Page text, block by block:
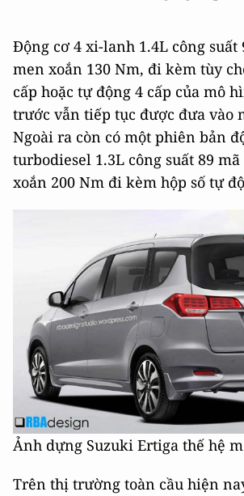
Động cơ 4 xi-lanh 1.4L công suất
men xoắn 130 Nm, đi kèm tùy
cấp hoặc tự động 4 cấp của mô
trước vẫn tiếp tục được đưa vào
Ngoài ra còn có một phiên bản
turbodiesel 1.3L công suất 89
xoắn 200 Nm đi kèm hộp số tự
Ảnh dựng Suzuki Ertiga thế hệ
Trên thị trường toàn cầu hiện